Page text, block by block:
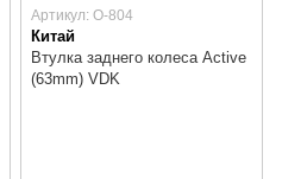
Артикул: O-804
Китай
Втулка заднего колеса Active
(63mm) VDK